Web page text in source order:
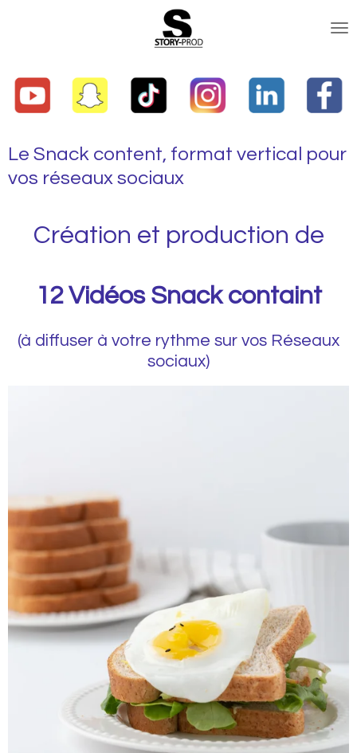
principal
Le Snack content, format vertical pour
vos réseaux sociaux
Création et production de
12 Vidéos Snack containt
(à diffuser à votre rythme sur vos Réseaux
sociaux)